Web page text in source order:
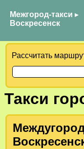
Межгород-такси ▸
Воскресенск
Рассчитать
Такси